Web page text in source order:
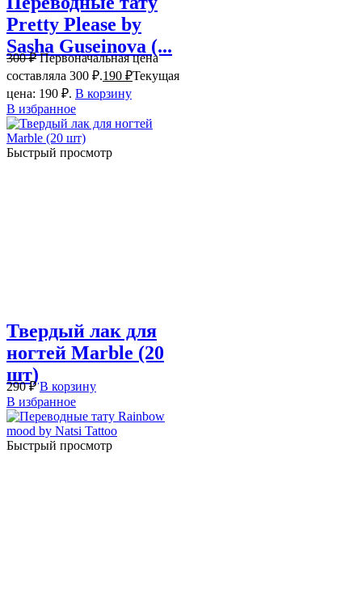
Pretty Please by
Sasha Guseinova (...
300₽ Первоначальная цена
составляла 300 ₽.190 ₽Текущая
цена: 190 ₽. В корзину
В избранное
Быстрый просмотр
Твердый лак для
ногтей Marble (20
шт)
290₽ В корзину
В избранное
Быстрый просмотр